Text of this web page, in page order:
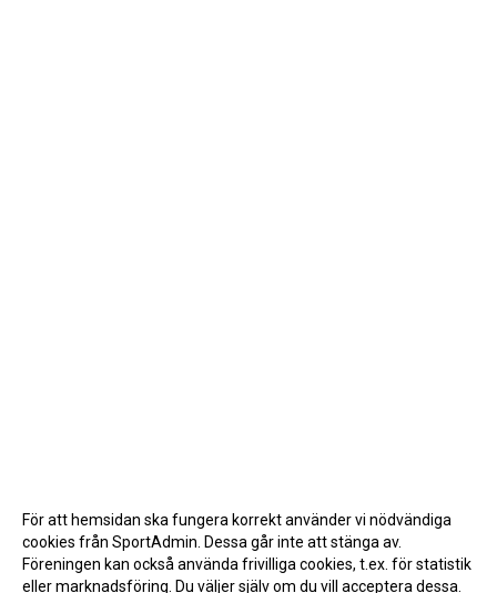
För att hemsidan ska fungera korrekt använder vi nödvändiga
cookies från SportAdmin. Dessa går inte att stänga av.
Föreningen kan också använda frivilliga cookies, t.ex. för statistik
eller marknadsföring. Du väljer själv om du vill acceptera dessa.